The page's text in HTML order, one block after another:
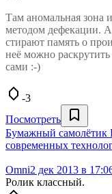
Там аномальная зона
методом дефекации.
стирают память о
неё можно
сами :-)
-3
Посмотреть
Бумажный самолётик
современных
Omni2 дек 2013 в
Ролик классный.